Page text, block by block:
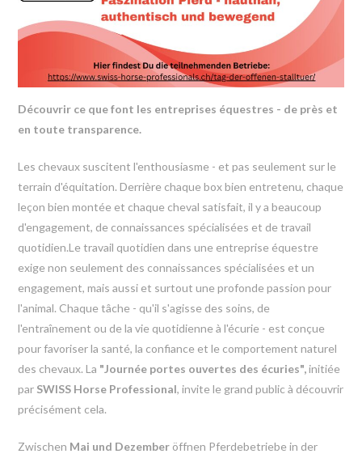
Découvrir ce que font les entreprises équestres - de près et
en toute transparence.
Les chevaux suscitent l'enthousiasme - et pas seulement sur le
terrain d'équitation. Derrière chaque box bien entretenu, chaque
leçon bien montée et chaque cheval satisfait, il y a beaucoup
d'engagement, de connaissances spécialisées et de travail
quotidien.Le travail quotidien dans une entreprise équestre
exige non seulement des connaissances spécialisées et un
engagement, mais aussi et surtout une profonde passion pour
l'animal. Chaque tâche - qu'il s'agisse des soins, de
l'entraînement ou de la vie quotidienne à l'écurie - est conçue
pour favoriser la santé, la confiance et le comportement naturel
des chevaux. La "Journée portes ouvertes des écuries",initiée
par SWISS Horse Professional, invite le grand public à découvrir
précisément cela.
Zwischen Mai und Dezember öffnen Pferdebetriebe in der